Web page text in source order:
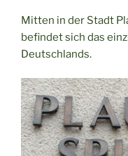
Café
Albert
in
Mitten in der Stadt
befindet sich das
Deutschlands.